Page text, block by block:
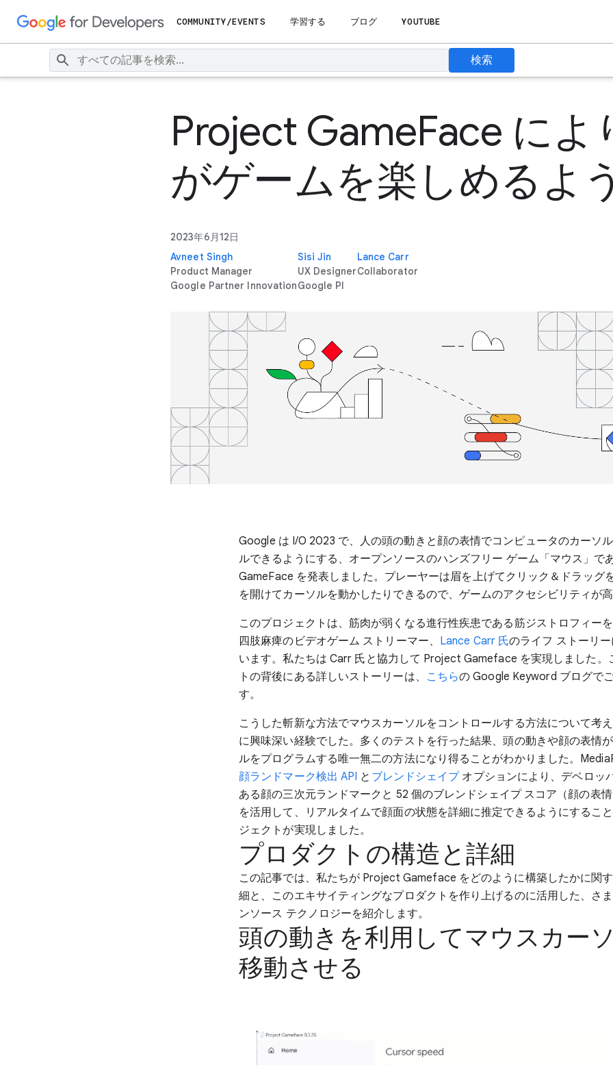
COMMUNITY/EVENTS 学習する ブログ YOUTUBE
検索
Project GameFace によ
がゲームを楽しめるよ
2023年6月12日
Avneet Singh
Product Manager
Google Partner Innovation
Sisi Jin
UX Designer
Google PI
Lance Carr
Collaborator
Google は I/O 2023 で、人の頭の動きと顔の表情でコンピュータのカーソ
ルできるようにする、オープンソースのハンズフリー ゲーム「マウス」で
GameFace を発表しました。プレーヤーは眉を上げてクリック＆ドラッグ
を開けてカーソルを動かしたりできるので、ゲームのアクセシビリティが
このプロジェクトは、筋肉が弱くなる進行性疾患である筋ジストロフィー
四肢麻痺のビデオゲーム ストリーマー、 Lance Carr 氏のライフ ストーリ
います。私たちは Carr 氏と協力して Project Gameface を実現しました。
トの背後にある詳しいストーリーは、
こちらの Google Keyword ブログで
す。
こうした斬新な方法でマウスカーソルをコントロールする方法について考
に興味深い経験でした。多くのテストを行った結果、頭の動きや顔の表情
ルをプログラムする唯一無二の方法になり得ることがわかりました。
顔ランドマーク検出 API と ブレンドシェイプオプションにより、デベロッ
ある顔の三次元ランドマークと 52 個のブレンドシェイプ スコア（顔の表
を活用して、リアルタイムで顔面の状態を詳細に推定できるようにするこ
ジェクトが実現しました。
プロダクトの構造と詳細
この記事では、私たちが Project Gameface をどのように構築したかに関
細と、このエキサイティングなプロダクトを作り上げるのに活用した、さ
ンソース テクノロジーを紹介します。
頭の動きを利用してマウスカー
移動させる